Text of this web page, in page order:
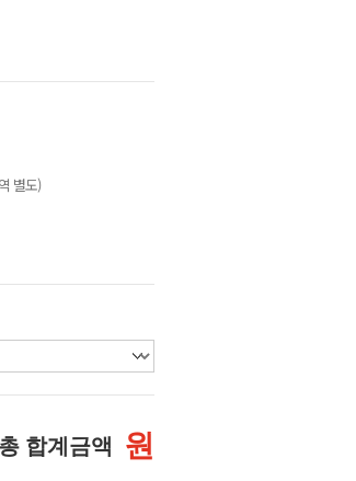
별도)
총 합계금액 원